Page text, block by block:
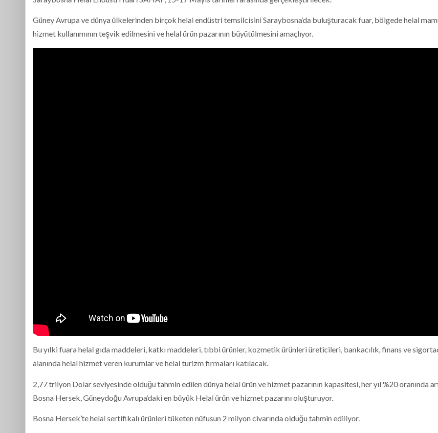
Güney Avrupa ve dünya ülkelerinden birçok helal endüstri temsilcisini Saraybosna’da buluşturacak fuar, bölgede helal
hizmet kullanımının teşvik edilmesini ve helal ürün pazarının büyütülmesini amaçlıyor.
Bu yılki fuara helal gıda maddeleri, katkı maddeleri, tıbbi ürünler, kozmetik ürünleri üreticileri, bankacılık, finans ve
alanında helal hizmet veren kurumlar ve helal turizm firmaları katılacak.
2,77 trilyon Dolar seviyesinde olduğu tahmin edilen dünya helal ürün ve hizmet pazarının kapasitesi, her yıl %20 oranında
Bosna Hersek, Güneydoğu Avrupa’daki en büyük Helal ürün ve hizmet pazarını oluşturuyor.
Bosna Hersek’te helal sertifikalı ürünleri tüketen nüfusun 2 milyon civarında olduğu tahmin ediliyor.